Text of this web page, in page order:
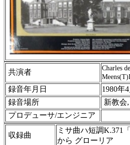
共演者 Charles
録音年月日
1980年
録音場所
新教会
プロデューサ/エンジニア
収録曲
ミサ曲ハ短調K.371
から グローリア